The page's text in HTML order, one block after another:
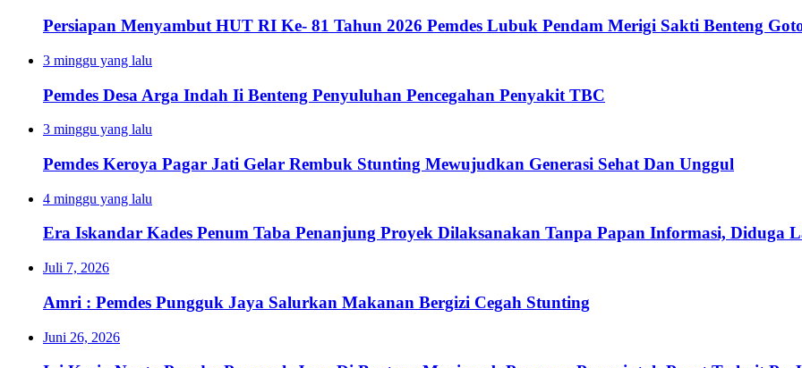
Persiapan Menyambut HUT RI Ke- 81 Tahun 2026 Pemdes Lubuk Pendam Merigi Sakti Benteng
3 minggu yang lalu
Pemdes Desa Arga Indah Ii Benteng Penyuluhan Pencegahan Penyakit TBC
3 minggu yang lalu
Pemdes Keroya Pagar Jati Gelar Rembuk Stunting Mewujudkan Generasi Sehat Dan Unggul
4 minggu yang lalu
Era Iskandar Kades Penum Taba Penanjung Proyek Dilaksanakan Tanpa Papan Informasi, Diduga
Juli 7, 2026
Amri : Pemdes Pungguk Jaya Salurkan Makanan Bergizi Cegah Stunting
Juni 26, 2026